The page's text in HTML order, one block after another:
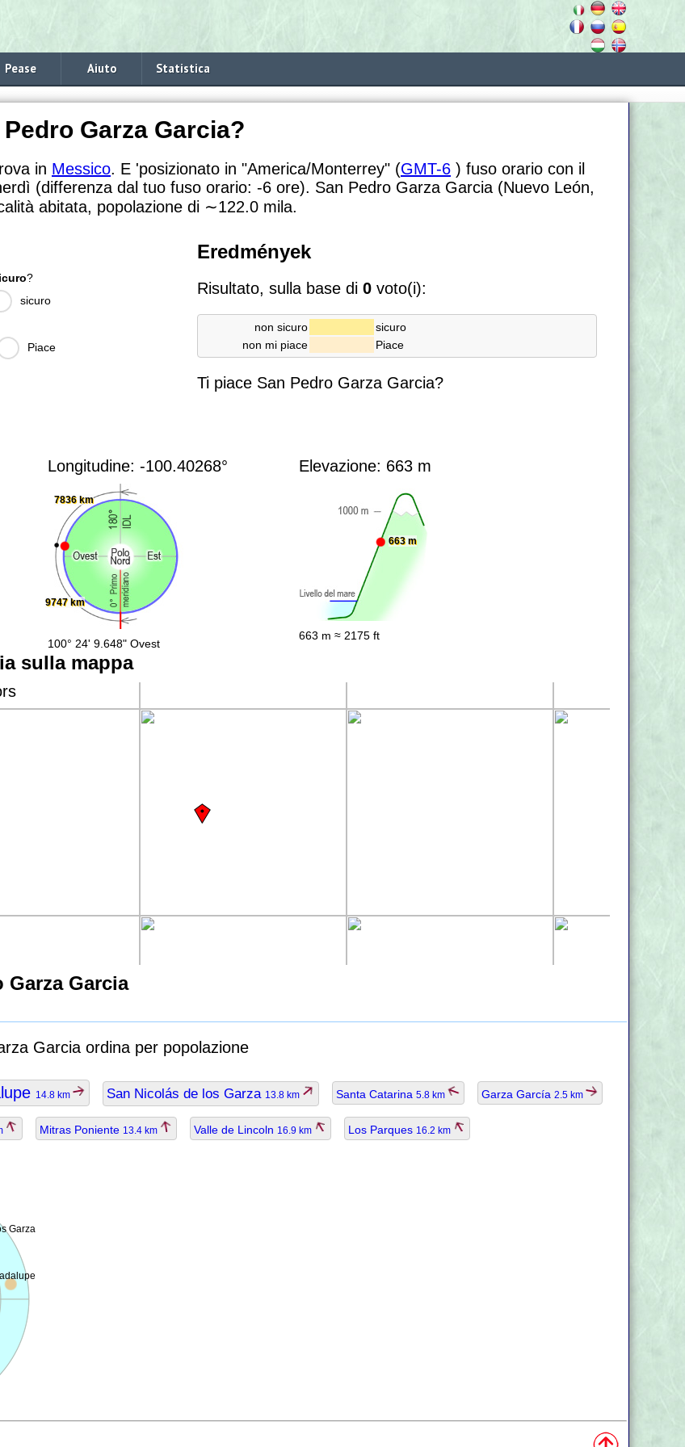
Pease Aiuto Statistica
Garza Garcia?
in Messico. E 'posizionato in "America/Monterrey" (GMT-6 ) fuso orario con il
(differenza dal tuo fuso orario: -6 ore). San Pedro Garza Garcia (Nuevo León,
abitata, popolazione di ∼122.0 mila.
?
sicuro
Piace
Eredmények
Risultato, sulla base di0 voto(i):
non sicuro
sicuro
non mi piace
Piace
Ti piace San Pedro Garza Garcia?
Longitudine: -100.40268°
9747 km
7836 km
100° 24' 9.648" Ovest
Elevazione: 663 m
663 m
663 m ≈ 2175 ft
sulla mappa
Garza Garcia
Garcia ordina per popolazione
14.8 km San Nicolás de los Garza 13.8 km Santa Catarina 5.8 km Garza García 2.5 km
Mitras Poniente 13.4 km Valle de Lincoln 16.9 km Los Parques 16.2 km
Garza